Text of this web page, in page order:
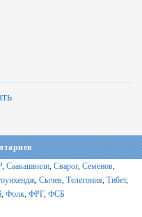
, Саакашвили Сварог, Семенов
Сычев Телегония Тибет,
Фолк ФРГ, ФСБ